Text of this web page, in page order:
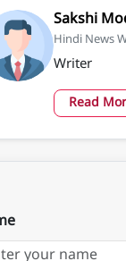
Sakshi
Hindi News
Writer
Read